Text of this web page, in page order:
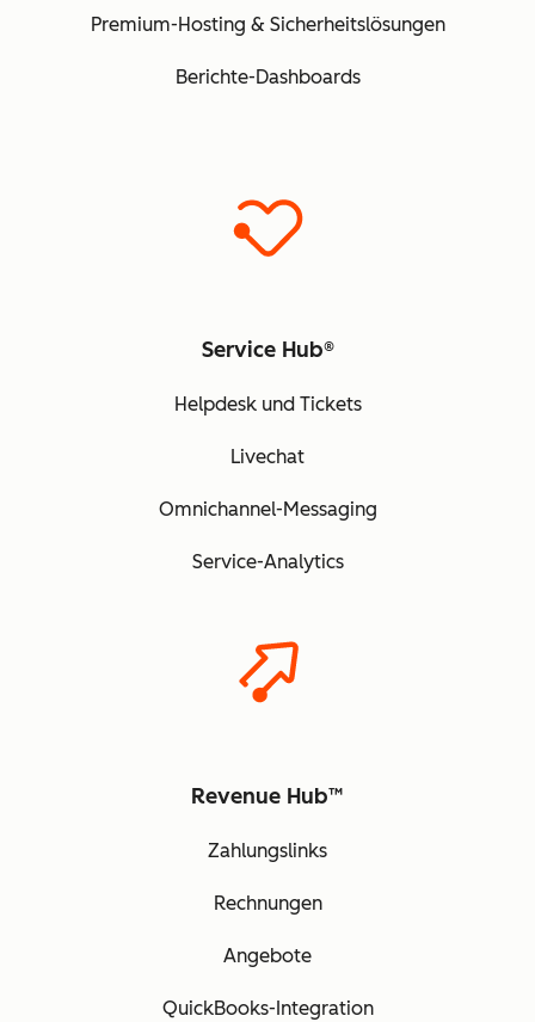
Premium-Hosting & Sicherheitslösungen
Berichte-Dashboards
Service Hub®
Helpdesk und Tickets
Livechat
Omnichannel-Messaging
Service-Analytics
Revenue Hub™
Zahlungslinks
Rechnungen
Angebote
QuickBooks-Integration